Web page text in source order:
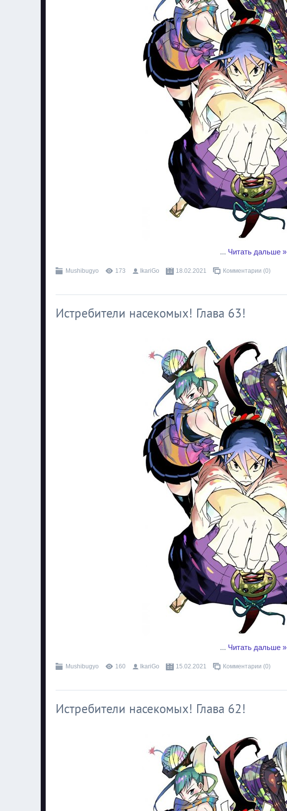
... Читать дальше »
Mushibugyo 173 IkariGo 18.02.2021 Комментарии (0)
Истребители насекомых! Глава 63!
... Читать дальше »
Mushibugyo 160 IkariGo 15.02.2021 Комментарии (0)
Истребители насекомых! Глава 62!